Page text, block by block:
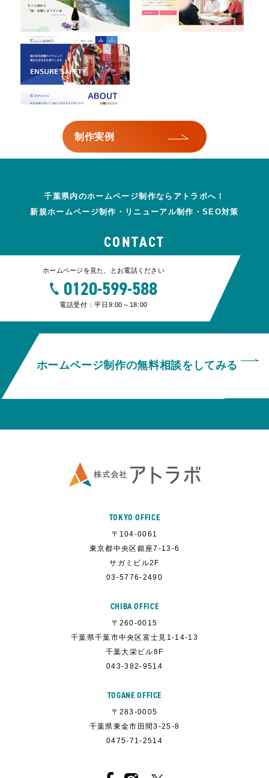
制作実例
千葉県内のホームページ制作ならアトラボへ！
新規ホームページ制作・リニューアル制作・SEO対策
CONTACT
ホームページを見た、とお電話ください
0120-599-588
電話受付：平日9:00～18:00
ホームページ制作の無料相談をしてみる
TOKYO OFFICE
〒104-0061
東京都中央区銀座7-13-6
サガミビル2F
03-5776-2490
CHIBA OFFICE
〒260-0015
千葉県千葉市中央区富士見1-14-13
千葉大栄ビル8F
043-382-9514
TOGANE OFFICE
〒283-0005
千葉県東金市田間3-25-8
0475-71-2514